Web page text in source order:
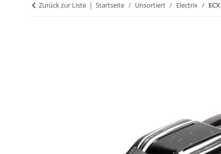
Zurück zur Liste Startseite Unsortiert Electrix